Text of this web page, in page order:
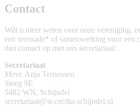
Contact
Wilt u meer weten over onze vereniging,
een serenade* of samenwerking voor een
dan contact op met ons secretariaat:
Secretariaat
Mevr. Anja Terneusen
Steeg 9E
5482 WN, Schijndel
secretariaat@st-cecilia-schijndel.nl